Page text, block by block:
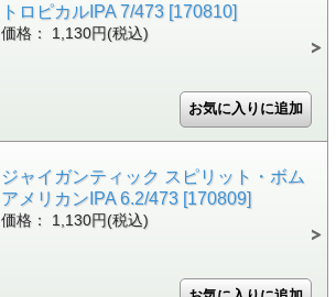
トロピカルIPA 7/473 [170810]
価格： 1,130円(税込)
ジャイガンティック スピリット・ボム
アメリカンIPA 6.2/473 [170809]
価格： 1,130円(税込)